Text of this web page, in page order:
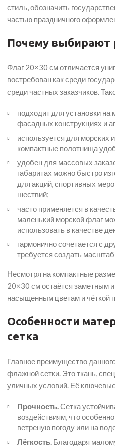
стиль, обозначить
частью праздничного
Почему выбирают
Флаг 20×30 см отличается
востребован как среди
среди частных заказчиков.
подходит для установки
фасадных конструкциях и
используется для морских
компактные полотнища
удобен для массовых
габаритах можно быстро
для акций, спортивных
шествий;
часто применяется в
маленький морской флаг
использовать в качестве
гармонично сочетается с
требуется создать
Несмотря на компактные
20×30 см остаётся заметным
насыщенным цветам и чёткой
Особенности
сетка
Главное преимущество
флажной сетки. Это ткань,
уличных условий. Её
Прочность.Сетка
воздействиям, что
ветреную погоду или на
Лёгкость. Благодаря